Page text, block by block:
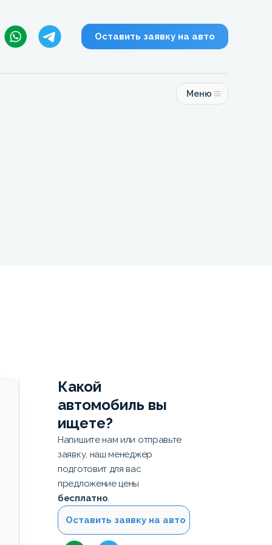
Оставить заявку на авто
Меню
Какой
автомобиль вы
ищете?
Напишите нам или отправьте
заявку, наш менеджер
подготовит для вас
предложение цены
бесплатно.
Оставить заявку на авто